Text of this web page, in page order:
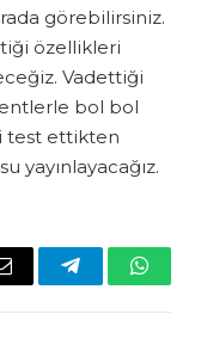
görebilirsiniz.
özellikleri
Vadettiği
bol bol
test ettikten
yayınlayacağız.
Email Telegram